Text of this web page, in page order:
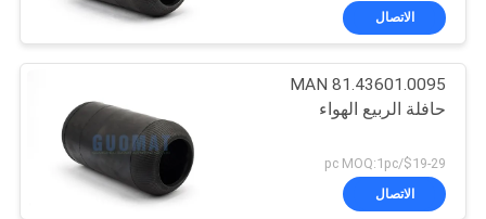
الاتصال
MAN 81.43601.0095
حافلة الربيع الهواء
$19-29/pc MOQ:1pc
الاتصال